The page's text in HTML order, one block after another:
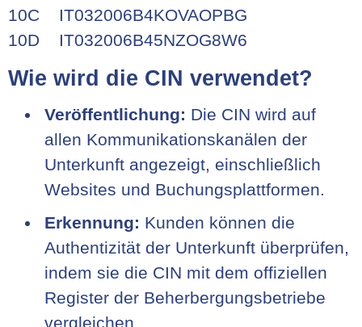
10C IT032006B4KOVAOPBG
10D IT032006B45NZOG8W6
Wie wird die CIN verwendet?
Veröffentlichung: Die CIN wird auf
allen Kommunikationskanälen der
Unterkunft angezeigt, einschließlich
Websites und Buchungsplattformen.
Erkennung: Kunden können die
Authentizität der Unterkunft überprüfen,
indem sie die CIN mit dem offiziellen
Register der Beherbergungsbetriebe
vergleichen.